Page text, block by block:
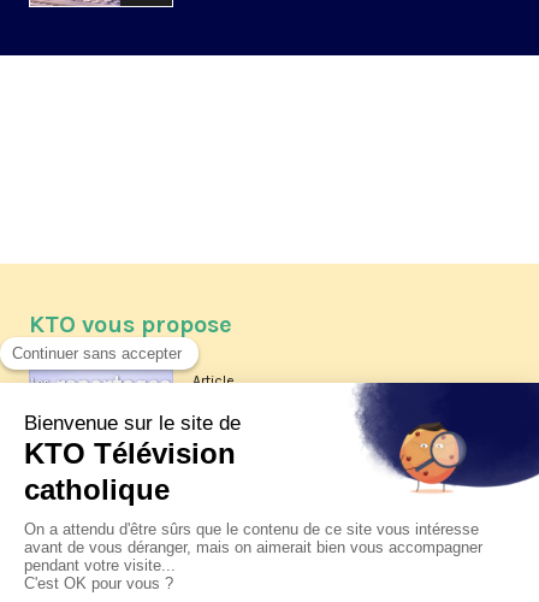
KTO vous propose
Article
Les reportages d'été 2026 de KTO
La visite pastorale du pape Léon
XIV à Assise à suivre sur KTO le
jeudi 6 août